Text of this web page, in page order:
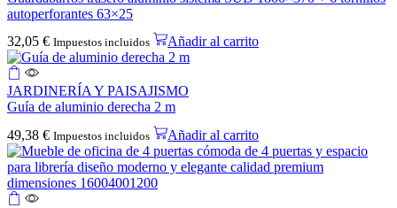
autoperforantes 63×25
32,05 € Impuestos incluidos Añadir al carrito
JARDINERÍA Y PAISAJISMO
Guía de aluminio derecha 2 m
49,38 € Impuestos incluidos Añadir al carrito